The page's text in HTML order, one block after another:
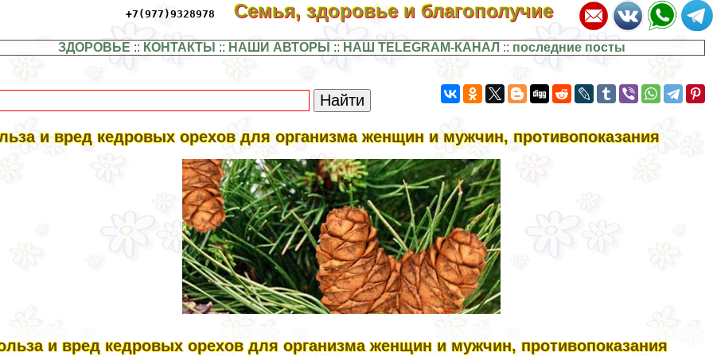
+7(977)9328978 Семья, здоровье и благополучие
ЗДОРОВЬЕ :: КОНТАКТЫ :: НАШИ АВТОРЫ :: НАШ TELEGRAM-КАНАЛ :: последние посты
и вред кедровых орехов для организма женщин и мужчин, противопоказания
и вред кедровых орехов для организма женщин и мужчин, противопоказания